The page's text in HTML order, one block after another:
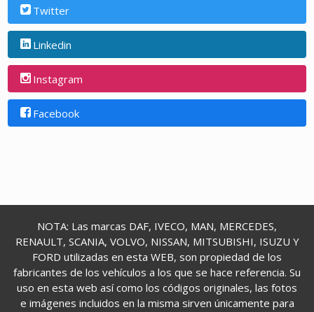
Twitter
Linkedin
Instagram
Facebook
NOTA: Las marcas DAF, IVECO, MAN, MERCEDES,
RENAULT, SCANIA, VOLVO, NISSAN, MITSUBISHI, ISUZU Y
FORD utilizadas en esta WEB, son propiedad de los
fabricantes de los vehículos a los que se hace referencia. Su
uso en esta web así como los códigos originales, las fotos
e imágenes incluidos en la misma sirven únicamente para